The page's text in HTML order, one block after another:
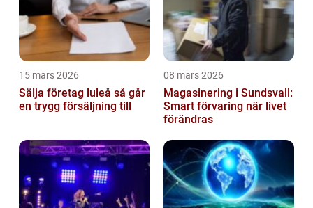
15 mars 2026
Sälja företag luleå så går
en trygg försäljning till
08 mars 2026
Magasinering i Sundsvall:
Smart förvaring när livet
förändras